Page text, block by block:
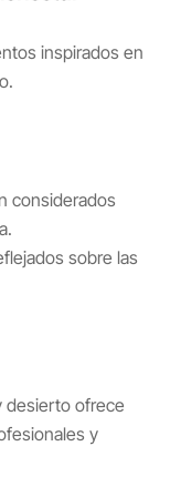
inspirados en
considerados
sobre las
desierto ofrece
y